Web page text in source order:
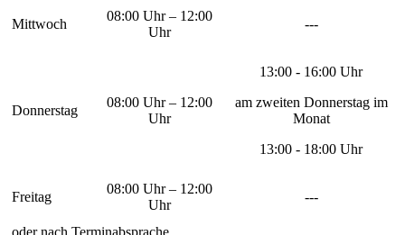
Mittwoch
08:00 Uhr – 12:00
Uhr
---
Donnerstag
08:00 Uhr – 12:00
Uhr
13:00 - 16:00 Uhr
am zweiten Donnerstag im
Monat
13:00 - 18:00 Uhr
Freitag
08:00 Uhr – 12:00
Uhr
---